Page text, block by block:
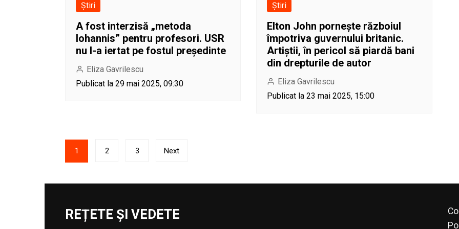
Știri
A fost interzisă „metoda
Iohannis” pentru profesori. USR
nu l-a iertat pe fostul președinte
Eliza Gavrilescu
Publicat la 29 mai 2025, 09:30
Știri
Elton John pornește războiul
împotriva guvernului britanic.
Artiștii, în pericol să piardă bani
din drepturile de autor
Eliza Gavrilescu
Publicat la 23 mai 2025, 15:00
Paginație
articole
1 2 3 Next
REȚETE ȘI VEDETE